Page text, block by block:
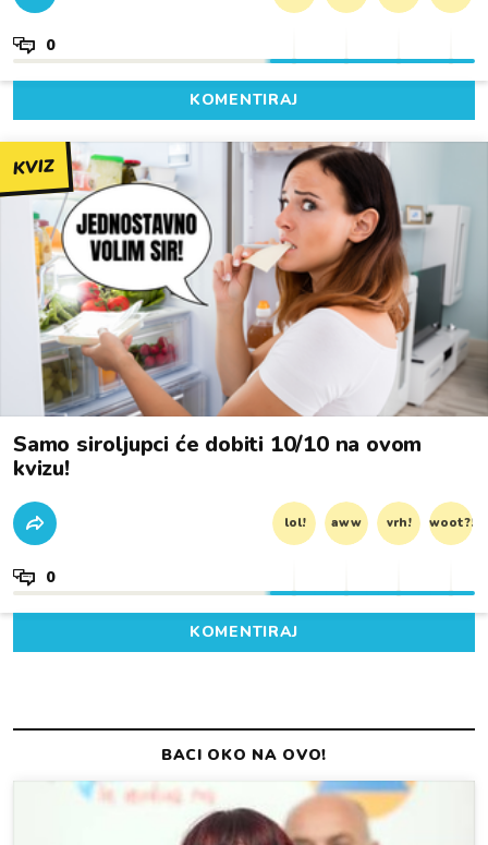
0
KOMENTIRAJ
KVIZ
Samo siroljupci će dobiti 10/10 na ovom
kvizu!
lol! aww vrh! woot?!
0
KOMENTIRAJ